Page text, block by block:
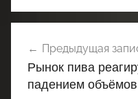
по
записям
Предыдущая
Рынок пива
падением